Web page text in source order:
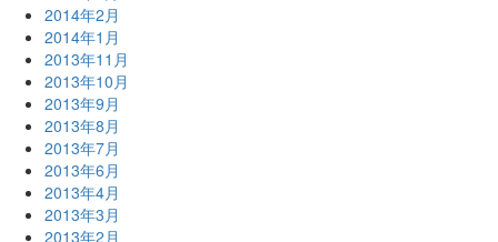
2014年2月
2014年1月
2013年11月
2013年10月
2013年9月
2013年8月
2013年7月
2013年6月
2013年4月
2013年3月
2013年2月